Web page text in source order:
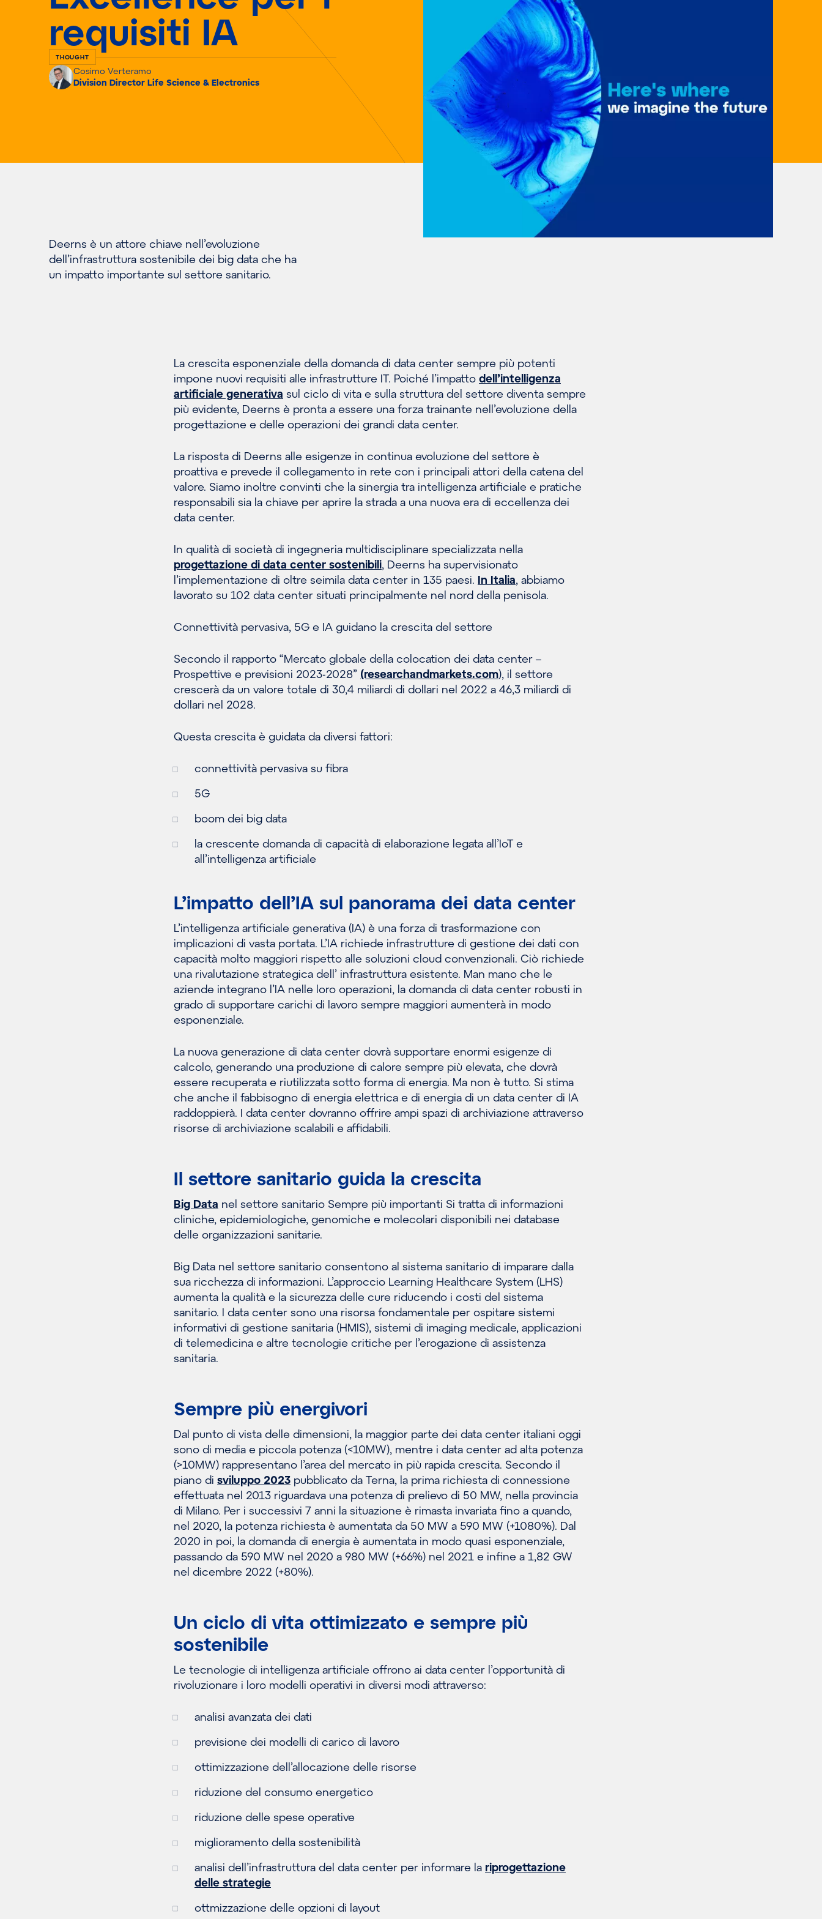
requisiti IA
THOUGHT
Cosimo Verteramo
Division Director Life Science & Electronics
Deerns è un attore chiave nell’evoluzione
dell’infrastruttura sostenibile dei big data che ha
un impatto importante sul settore sanitario.
La crescita esponenziale della domanda di data center sempre più potenti
impone nuovi requisiti alle infrastrutture IT. Poiché l’impatto dell’intelligenza
artificiale generativa sul ciclo di vita e sulla struttura del settore diventa sempre
più evidente, Deerns è pronta a essere una forza trainante nell’evoluzione della
progettazione e delle operazioni dei grandi data center.
La risposta di Deerns alle esigenze in continua evoluzione del settore è
proattiva e prevede il collegamento in rete con i principali attori della catena del
valore. Siamo inoltre convinti che la sinergia tra intelligenza artificiale e pratiche
responsabili sia la chiave per aprire la strada a una nuova era di eccellenza dei
data center.
In qualità di società di ingegneria multidisciplinare specializzata nella
progettazione di data center sostenibili, Deerns ha supervisionato
l’implementazione di oltre seimila data center in 135 paesi. In Italia, abbiamo
lavorato su 102 data center situati principalmente nel nord della penisola.
Connettività pervasiva, 5G e IA guidano la crescita del settore
Secondo il rapporto “Mercato globale della colocation dei data center –
Prospettive e previsioni 2023-2028” (researchandmarkets.com), il settore
crescerà da un valore totale di 30,4 miliardi di dollari nel 2022 a 46,3 miliardi di
dollari nel 2028.
Questa crescita è guidata da diversi fattori:
connettività pervasiva su fibra
5G
boom dei big data
la crescente domanda di capacità di elaborazione legata all’IoT e
all’intelligenza artificiale
L’impatto dell’IA sul panorama dei data center
L’intelligenza artificiale generativa (IA) è una forza di trasformazione con
implicazioni di vasta portata. L’IA richiede infrastrutture di gestione dei dati con
capacità molto maggiori rispetto alle soluzioni cloud convenzionali. Ciò richiede
una rivalutazione strategica dell’ infrastruttura esistente. Man mano che le
aziende integrano l’IA nelle loro operazioni, la domanda di data center robusti in
grado di supportare carichi di lavoro sempre maggiori aumenterà in modo
esponenziale.
La nuova generazione di data center dovrà supportare enormi esigenze di
calcolo, generando una produzione di calore sempre più elevata, che dovrà
essere recuperata e riutilizzata sotto forma di energia. Ma non è tutto. Si stima
che anche il fabbisogno di energia elettrica e di energia di un data center di IA
raddoppierà. I data center dovranno offrire ampi spazi di archiviazione attraverso
risorse di archiviazione scalabili e affidabili.
Il settore sanitario guida la crescita
Big Data nel settore sanitario Sempre più importanti Si tratta di informazioni
cliniche, epidemiologiche, genomiche e molecolari disponibili nei database
delle organizzazioni sanitarie.
Big Data nel settore sanitario consentono al sistema sanitario di imparare dalla
sua ricchezza di informazioni. L’approccio Learning Healthcare System (LHS)
aumenta la qualità e la sicurezza delle cure riducendo i costi del sistema
sanitario. I data center sono una risorsa fondamentale per ospitare sistemi
informativi di gestione sanitaria (HMIS), sistemi di imaging medicale, applicazioni
di telemedicina e altre tecnologie critiche per l’erogazione di assistenza
sanitaria.
Sempre più energivori
Dal punto di vista delle dimensioni, la maggior parte dei data center italiani oggi
sono di media e piccola potenza (<10MW), mentre i data center ad alta potenza
(>10MW) rappresentano l’area del mercato in più rapida crescita. Secondo il
piano di sviluppo 2023 pubblicato da Terna, la prima richiesta di connessione
effettuata nel 2013 riguardava una potenza di prelievo di 50 MW, nella provincia
di Milano. Per i successivi 7 anni la situazione è rimasta invariata fino a quando,
nel 2020, la potenza richiesta è aumentata da 50 MW a 590 MW (+1080%). Dal
2020 in poi, la domanda di energia è aumentata in modo quasi esponenziale,
passando da 590 MW nel 2020 a 980 MW (+66%) nel 2021 e infine a 1,82 GW
nel dicembre 2022 (+80%).
Un ciclo di vita ottimizzato e sempre più
sostenibile
Le tecnologie di intelligenza artificiale offrono ai data center l’opportunità di
rivoluzionare i loro modelli operativi in diversi modi attraverso:
analisi avanzata dei dati
previsione dei modelli di carico di lavoro
ottimizzazione dell’allocazione delle risorse
riduzione del consumo energetico
riduzione delle spese operative
miglioramento della sostenibilità
analisi dell’infrastruttura del data center per informare la riprogettazione
delle strategie
ottmizzazione delle opzioni di layout